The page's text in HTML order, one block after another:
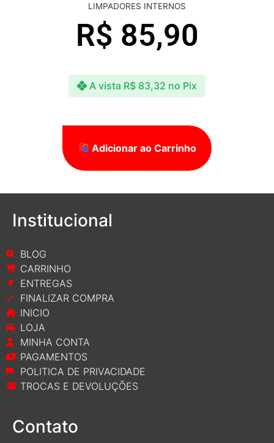
LIMPADORES INTERNOS
R$ 85,90
A vista R$ 83,32 no Pix
Adicionar ao Carrinho
Institucional
BLOG
CARRINHO
ENTREGAS
FINALIZAR COMPRA
INICIO
LOJA
MINHA CONTA
PAGAMENTOS
POLITICA DE PRIVACIDADE
TROCAS E DEVOLUÇÕES
Contato